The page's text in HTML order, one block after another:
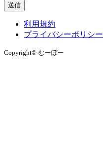
利用規約
プライバシーポリシー
Copyright© むーぼー